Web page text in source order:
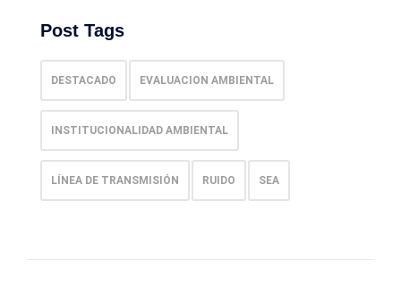
Post Tags
DESTACADO EVALUACION AMBIENTAL
INSTITUCIONALIDAD AMBIENTAL
LÍNEA DE TRANSMISIÓN RUIDO SEA